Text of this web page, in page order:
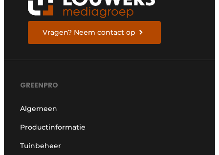
Vragen? Neem contact op
GREENPRO
Algemeen
Productinformatie
Tuinbeheer